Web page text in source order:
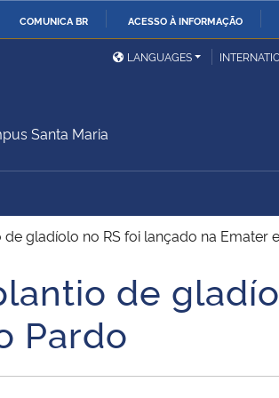
COMUNICA BR ACESSO À INFORMAÇÃO
Ministério das Relações
Exteriores
União
União Banco Central do Brasil
LANGUAGES
Santa Maria
gladíolo no RS foi lançado na Emater
de
Pardo